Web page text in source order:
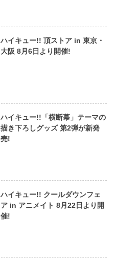
ハイキュー!! 頂ストア in 東京・
大阪 8月6日より開催!
ハイキュー!!「横断幕」テーマの
描き下ろしグッズ 第2弾が新発
売!
ハイキュー!! クールダウンフェ
ア in アニメイト 8月22日より開
催!